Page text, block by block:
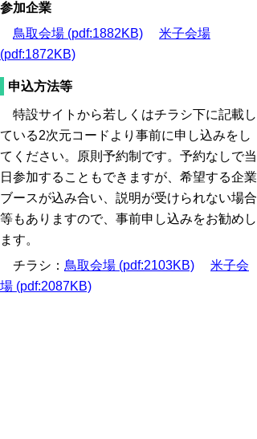
参加企業
鳥取会場 (pdf:1882KB)
米子会場
(pdf:1872KB)
申込方法等
特設サイトから若しくはチラシ下に記載し
ている2次元コードより事前に申し込みをし
てください。原則予約制です。予約なしで当
日参加することもできますが、希望する企業
ブースが込み合い、説明が受けられない場合
等もありますので、事前申し込みをお勧めし
ます。
チラシ： 鳥取会場 (pdf:2103KB)
米子会
場 (pdf:2087KB)